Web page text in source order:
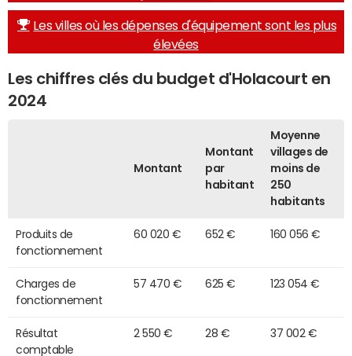
Les villes où les dépenses d'équipement sont les plus
élevées
Les chiffres clés du budget d'Holacourt en
2024
Montant
Montant
par
habitant
Moyenne
villages de
moins de
250
habitants
Produits de
fonctionnement
60 020 € 652 € 160 056 €
Charges de
fonctionnement
57 470 € 625 € 123 054 €
Résultat
comptable
2 550 € 28 € 37 002 €